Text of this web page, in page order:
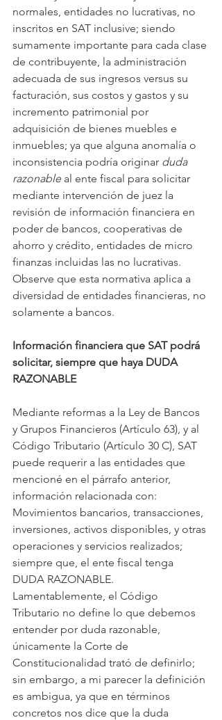
normales, entidades no lucrativas, no
inscritos en SAT inclusive; siendo
sumamente importante para cada clase
de contribuyente, la administración
adecuada de sus ingresos versus su
facturación, sus costos y gastos y su
incremento patrimonial por
adquisición de bienes muebles e
inmuebles; ya que alguna anomalía o
inconsistencia podría originar duda
razonable al ente fiscal para solicitar
mediante intervención de juez la
revisión de información financiera en
poder de bancos, cooperativas de
ahorro y crédito, entidades de micro
finanzas incluidas las no lucrativas.
Observe que esta normativa aplica a
diversidad de entidades financieras, no
solamente a bancos.
Información financiera que SAT podrá
solicitar, siempre que haya DUDA
RAZONABLE
Mediante reformas a la Ley de Bancos
y Grupos Financieros (Artículo 63), y al
Código Tributario (Artículo 30 C), SAT
puede requerir a las entidades que
mencioné en el párrafo anterior,
información relacionada con:
Movimientos bancarios, transacciones,
inversiones, activos disponibles, y otras
operaciones y servicios realizados;
siempre que, el ente fiscal tenga
DUDA RAZONABLE.
Lamentablemente, el Código
Tributario no define lo que debemos
entender por duda razonable,
únicamente la Corte de
Constitucionalidad trató de definirlo;
sin embargo, a mi parecer la definición
es ambigua, ya que en términos
concretos nos dice que la duda